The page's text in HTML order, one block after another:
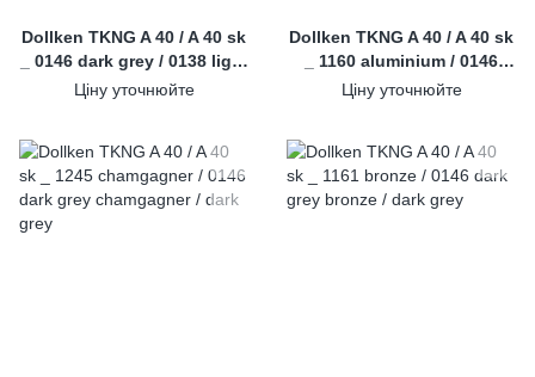
Dollken TKNG A 40 / A 40 sk
_ 0146 dark grey / 0138 light
grey
Ціну уточнюйте
Dollken TKNG A 40 / A 40 sk
_ 1160 aluminium / 0146
dark grey
Ціну уточнюйте